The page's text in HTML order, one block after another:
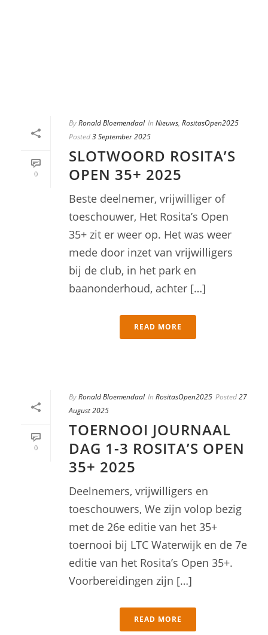
0
ByRonald Bloemendaal In Nieuws, RositasOpen2025
Posted3 September 2025
SLOTWOORD ROSITA’S
OPEN 35+ 2025
Beste deelnemer, vrijwilliger of
toeschouwer, Het Rosita’s Open
35+ zit er weer op. Het was weer
mede door inzet van vrijwilligers
bij de club, in het park en
baanonderhoud, achter […]
READ MORE
0
ByRonald Bloemendaal In RositasOpen2025 Posted27
August 2025
TOERNOOI JOURNAAL
DAG 1-3 ROSITA’S OPEN
35+ 2025
Deelnemers, vrijwilligers en
toeschouwers, We zijn volop bezig
met de 26e editie van het 35+
toernooi bij LTC Waterwijk en de 7e
editie van het Rosita’s Open 35+.
Voorbereidingen zijn […]
READ MORE